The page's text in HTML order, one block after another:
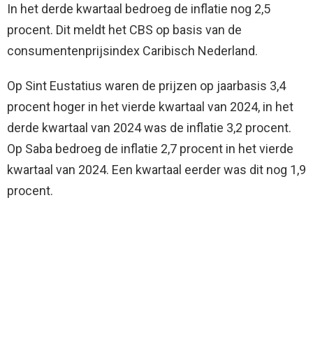
In het derde kwartaal bedroeg de inflatie nog 2,5
procent. Dit meldt het CBS op basis van de
consumentenprijsindex Caribisch Nederland.
Op Sint Eustatius waren de prijzen op jaarbasis 3,4
procent hoger in het vierde kwartaal van 2024, in het
derde kwartaal van 2024 was de inflatie 3,2 procent.
Op Saba bedroeg de inflatie 2,7 procent in het vierde
kwartaal van 2024. Een kwartaal eerder was dit nog 1,9
procent.